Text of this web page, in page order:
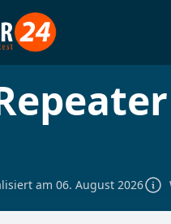
am 06. August 2026